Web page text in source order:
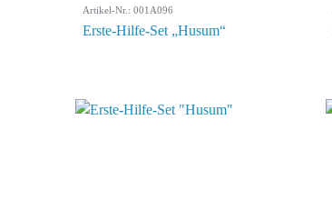
Artikel-Nr.: 001A096
Erste-Hilfe-Set „Husum“